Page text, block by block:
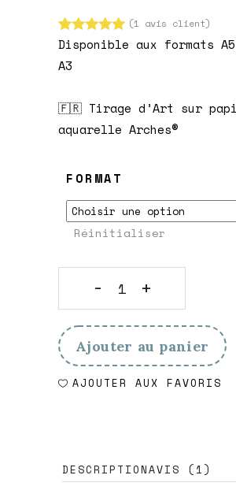
25,00
Noté5.00
sur 5
basé sur
1
(1 avis client)
Disponible aux formats
A3
🇫🇷 Tirage d’Art sur
aquarelle Arches®
FORMAT
Réinitialiser
Jacquemart
Ajouter au panier
AJOUTER AUX FAVORIS
DESCRIPTIONAVIS (1)